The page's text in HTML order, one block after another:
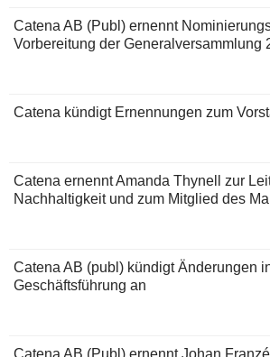
Catena AB (Publ) ernennt
Vorbereitung der Generalversammlung
Catena kündigt Ernennungen zum
Catena ernennt Amanda Thynell zur
Nachhaltigkeit und zum Mitglied des
Catena AB (publ) kündigt Änderungen
Geschäftsführung an